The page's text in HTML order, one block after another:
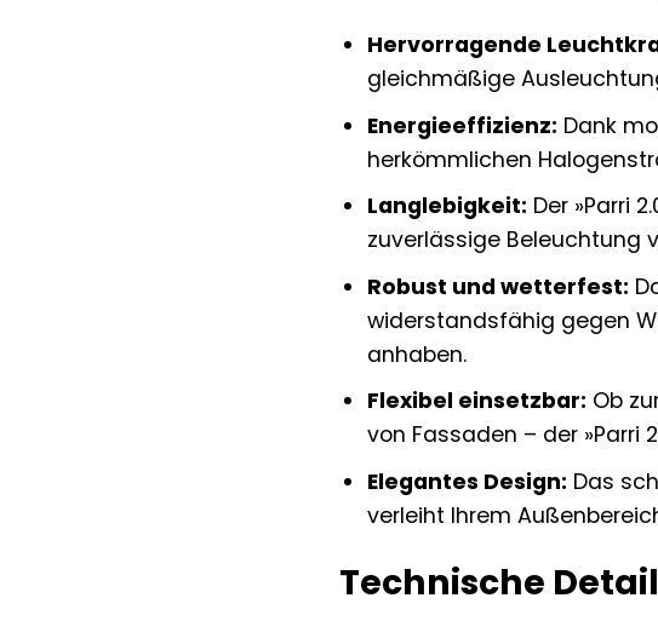
Hervorragende
gleichmäßige
Energieeffizienz: Dank
herkömmlichen
Langlebigkeit: Der »Parri
zuverlässige Beleuchtung
Robust und wetterfest:
widerstandsfähig gegen
anhaben.
Flexibel einsetzbar: Ob
von Fassaden – der »Parri
Elegantes Design: Das
verleiht Ihrem
Technische